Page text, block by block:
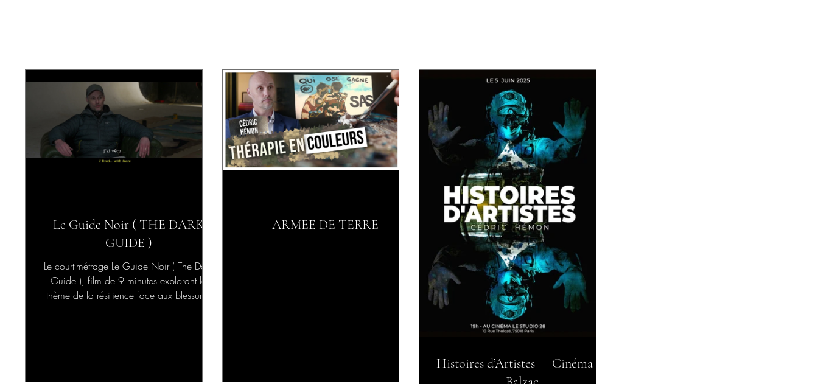
Le Guide Noir ( THE DARK
GUIDE )
Le court-métrage Le Guide Noir ( The Dark
Guide ), film de 9 minutes explorant le
thème de la résilience face aux blessures
ARMEE DE TERRE
Histoires d’Artistes — Cinéma Le